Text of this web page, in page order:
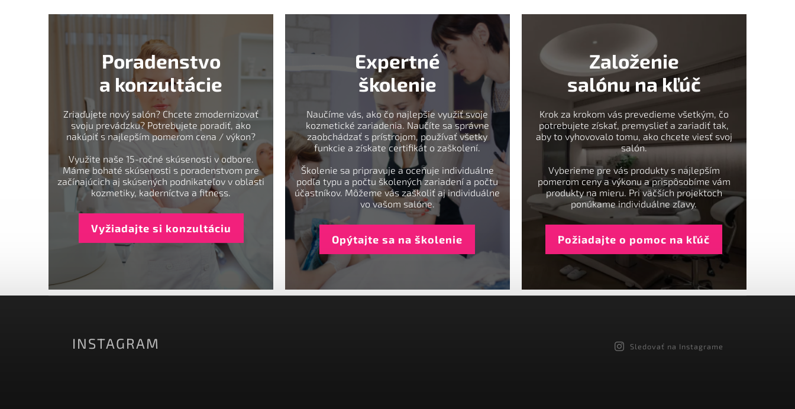
Poradenstvo
a konzultácie
Zriaďujete nový salón? Chcete zmodernizovať
svoju prevádzku? Potrebujete poradiť, ako
nakúpiť s najlepším pomerom cena / výkon?
Využite naše 15-ročné skúsenosti v odbore.
Máme bohaté skúsenosti s poradenstvom pre
začínajúcich aj skúsených podnikateľov v oblasti
kozmetiky, kaderníctva a fitness.
Vyžiadajte si konzultáciu
Expertné
školenie
Naučíme vás, ako čo najlepšie využiť svoje
kozmetické zariadenia. Naučíte sa správne
zaobchádzať s prístrojom, používať všetky
funkcie a získate certifikát o zaškolení.
Školenie sa pripravuje a oceňuje individuálne
podľa typu a počtu školených zariadení a počtu
účastníkov. Môžeme vás zaškoliť aj individuálne
vo vašom salóne.
Opýtajte sa na školenie
Založenie
salónu na kľúč
Krok za krokom vás prevedieme všetkým, čo
potrebujete získať, premyslieť a zariadiť tak,
aby to vyhovovalo tomu, ako chcete viesť svoj
salón.
Vyberieme pre vás produkty s najlepším
pomerom ceny a výkonu a prispôsobíme vám
produkty na mieru. Pri väčších projektoch
ponúkame individuálne zľavy.
Požiadajte o pomoc na kľúč
INSTAGRAM Sledovať na Instagrame